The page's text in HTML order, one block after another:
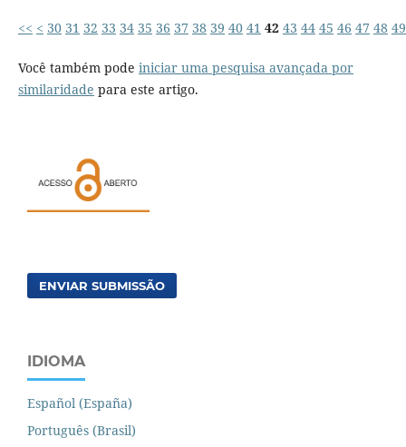
<< < 30 31 32 33 34 35 36 37 38 39 40 41 42 43 44 45 46 47 48 49
Você também pode iniciar uma pesquisa avançada por
similaridade para este artigo.
ENVIAR SUBMISSÃO
IDIOMA
Español (España)
Português (Brasil)